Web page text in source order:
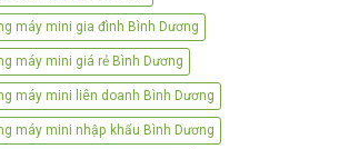
máy mini gia đình Bình Dương
máy mini giá rẻ Bình Dương
máy mini liên doanh Bình Dương
máy mini nhập khẩu Bình Dương